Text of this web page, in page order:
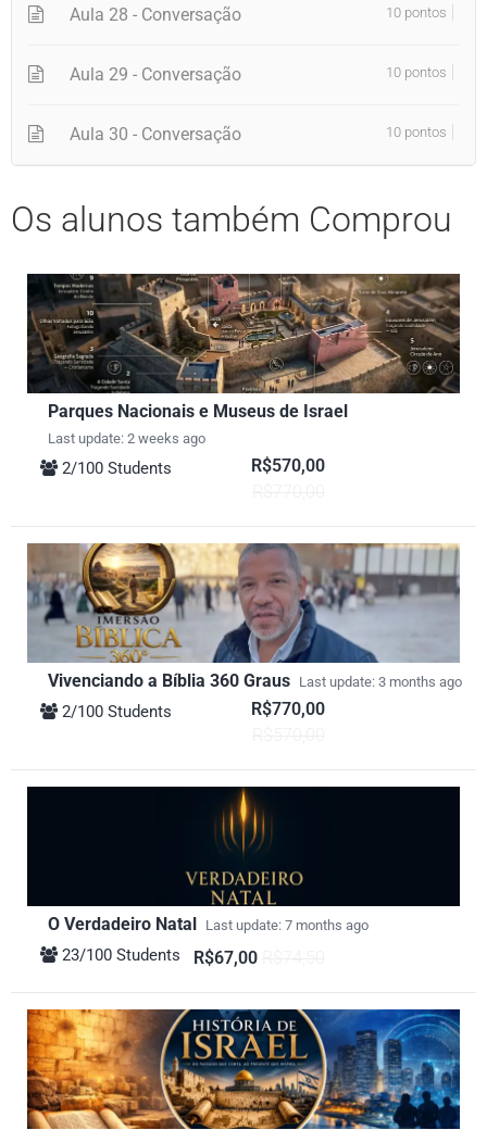
Aula 28 - Conversação 10 pontos
Aula 29 - Conversação 10 pontos
Aula 30 - Conversação 10 pontos
Os alunos também Comprou
Parques Nacionais e Museus de Israel
Last update: 2 weeks ago
2/100 Students
R$570,00
Vivenciando a Bíblia 360 Graus Last update: 3 months ago
2/100 Students
R$770,00
O Verdadeiro Natal Last update: 7 months ago
23/100 Students R$67,00